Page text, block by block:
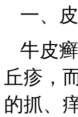
一、
牛皮
丘疹，
的抓、